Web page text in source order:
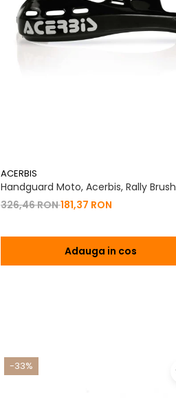
ACERBIS
Handguard Moto, Acerbis, Rally Brush
326,46 RON181,37 RON
Adauga in cos
-33%